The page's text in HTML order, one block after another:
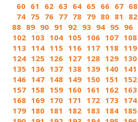
60 61 62 63 64 65 66 67 68
74 75 76 77 78 79 80 81 82
88 89 90 91 92 93 94 95 96
102 103 104 105 106 107 108
113 114 115 116 117 118 119
124 125 126 127 128 129 130
135 136 137 138 139 140 141
146 147 148 149 150 151 152
157 158 159 160 161 162 163
168 169 170 171 172 173 174
179 180 181 182 183 184 185